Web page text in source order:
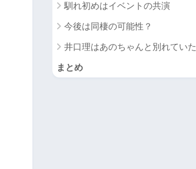
馴れ初めはイベントの共演
今後は同棲の可能性？
井口理はあのちゃんと別れていた
まとめ